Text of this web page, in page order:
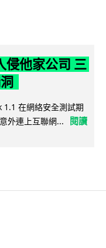
侵他家公司 三
在網絡安全測試期
外連上互聯網...
閱讀